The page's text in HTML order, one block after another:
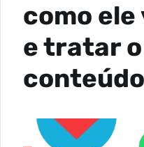
como
e tratar